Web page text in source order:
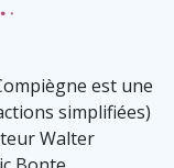
est une
simplifiées)
Walter